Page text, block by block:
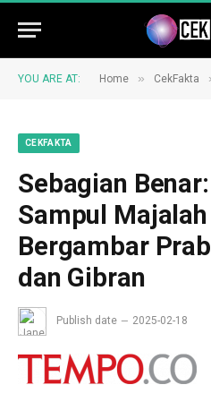
YOU ARE AT: Home » CekFakta
CEKFAKTA
Sebagian
Sampul
Bergambar
dan Gibran
Publish date 2025-02-18